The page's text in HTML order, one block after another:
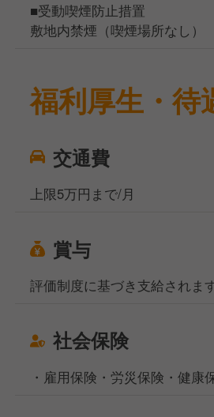
■受動喫煙防止措置
敷地内禁煙（喫煙場所なし）
福利厚生・待
交通費
上限5万円まで/月
賞与
評価制度に基づき支給されま
社会保険
・雇用保険・労災保険・健康